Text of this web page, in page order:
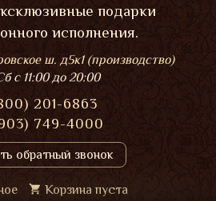
подарки
исполнения.
ш. д5к1 (производство)
с 11:00 до 20:00
201-6863
749-4000
обратный звонок
Корзина пуста